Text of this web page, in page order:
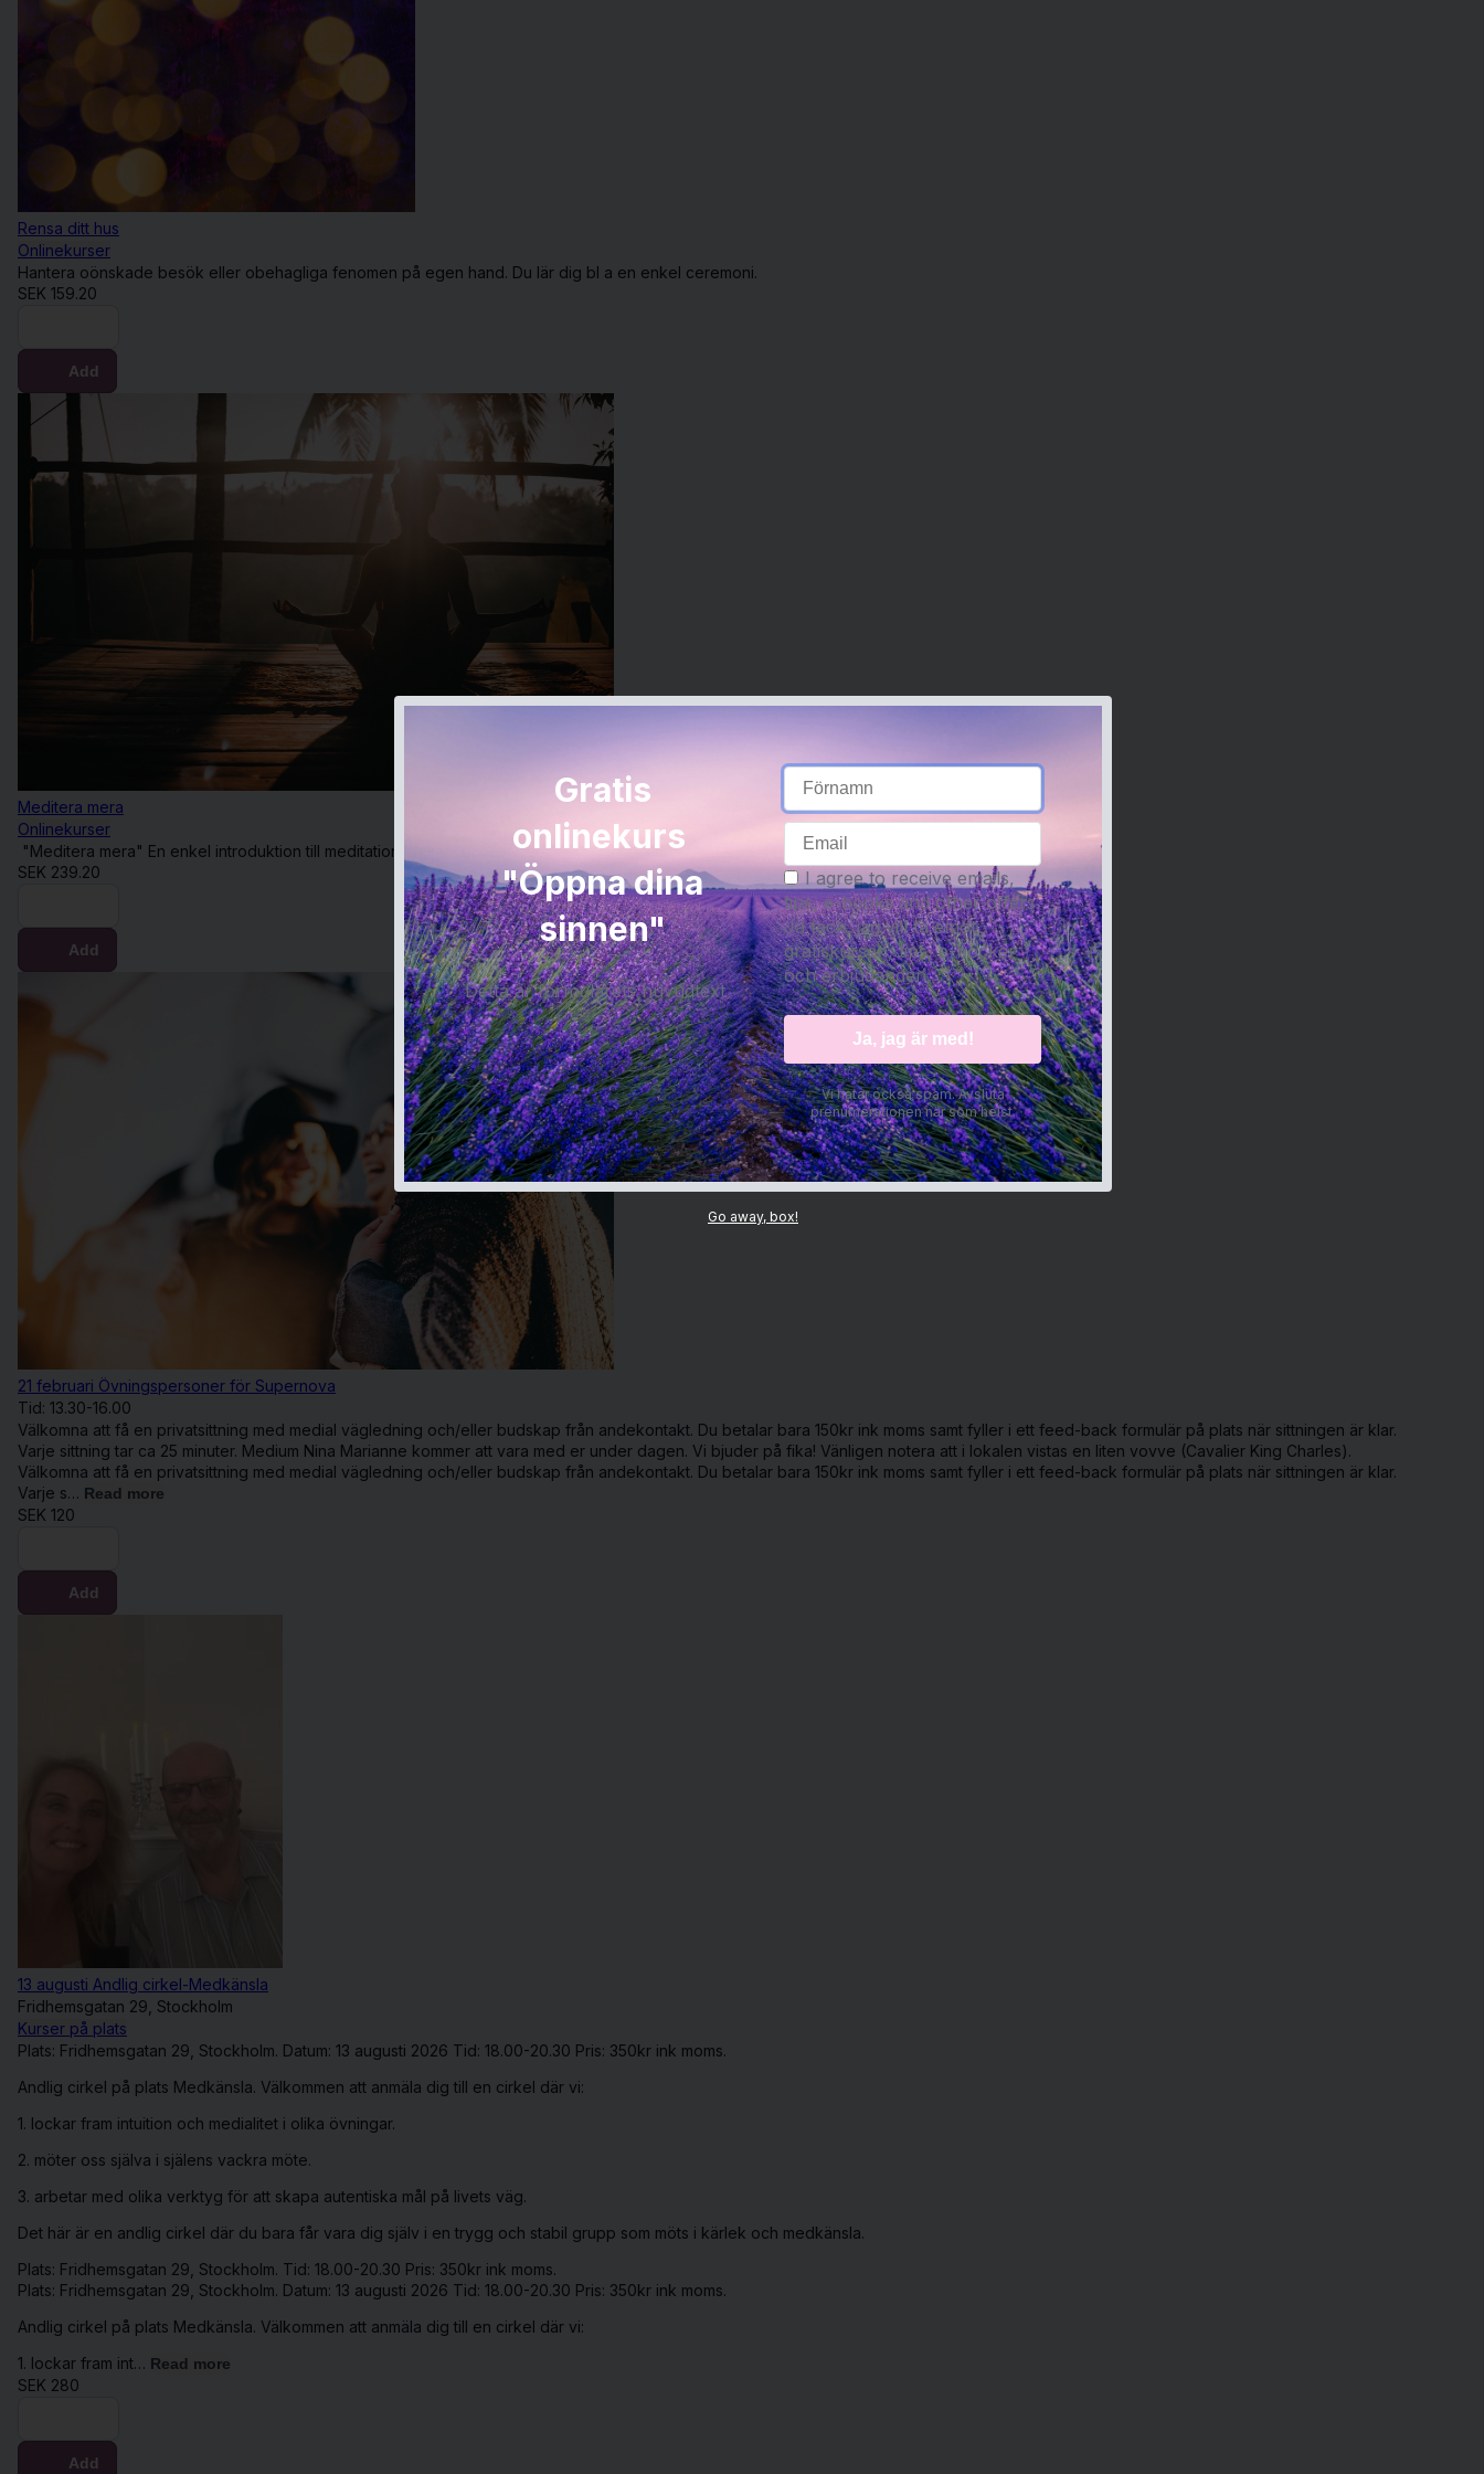
Rensa ditt hus
Onlinekurser
Hantera oönskade besök eller obehagliga fenomen på egen hand. Du lär dig bl a en enkel ceremoni.
SEK 159.20
Add
Meditera mera
Onlinekurser
"Meditera mera" En enkel introduktion till meditation och flera vägledda meditationer att ladda ner.
SEK 239.20
Add
21 februari Övningspersoner för Supernova
Tid: 13.30-16.00
Välkomna att få en privatsittning med medial vägledning och/eller budskap från andekontakt. Du betalar bara 150kr ink moms samt fyller i ett feed-back formulär på plats när sittningen är klar.
Varje sittning tar ca 25 minuter. Medium Nina Marianne kommer att vara med er under dagen. Vi bjuder på fika! Vänligen notera att i lokalen vistas en liten vovve (Cavalier King Charles).
Välkomna att få en privatsittning med medial vägledning och/eller budskap från andekontakt. Du betalar bara 150kr ink moms samt fyller i ett feed-back formulär på plats när sittningen är klar.
Varje s… Read more
SEK 120
Add
13 augusti Andlig cirkel-Medkänsla
Fridhemsgatan 29, Stockholm
Kurser på plats
Plats: Fridhemsgatan 29, Stockholm. Datum: 13 augusti 2026 Tid: 18.00-20.30 Pris: 350kr ink moms.
Andlig cirkel på plats Medkänsla. Välkommen att anmäla dig till en cirkel där vi:
1. lockar fram intuition och medialitet i olika övningar.
2. möter oss själva i själens vackra möte.
3. arbetar med olika verktyg för att skapa autentiska mål på livets väg.
Det här är en andlig cirkel där du bara får vara dig själv i en trygg och stabil grupp som möts i kärlek och medkänsla.
Plats: Fridhemsgatan 29, Stockholm. Tid: 18.00-20.30 Pris: 350kr ink moms.
Plats: Fridhemsgatan 29, Stockholm. Datum: 13 augusti 2026 Tid: 18.00-20.30 Pris: 350kr ink moms.
Andlig cirkel på plats Medkänsla. Välkommen att anmäla dig till en cirkel där vi:
1. lockar fram int… Read more
SEK 280
Add
Gratis
onlinekurs
"Öppna dina
sinnen"
Detta är formulärets huvudtext
I agree to receive emails,
tips, e-books and other offers.
Ja tack, jag vill ta emot
gratiskursen, tips, e-böcker
och erbjudanden.
Vi hatar också spam. Avsluta
prenumerationen när som helst.
Go away, box!